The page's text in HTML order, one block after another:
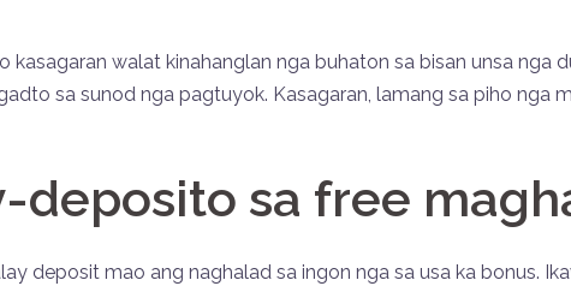
kasagaran walat kinahanglan nga buhaton sa bisan unsa nga
sa sunod nga pagtuyok. Kasagaran, lamang sa piho nga
deposito sa free
deposit mao ang naghalad sa ingon nga sa usa ka bonus.